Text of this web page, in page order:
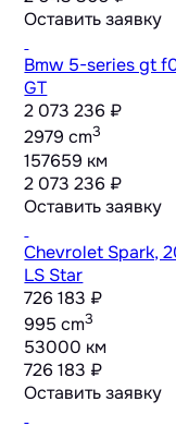
Оставить заявку
Bmw 5-series gt
GT
2 073 236 ₽
2979 cm3
157659 км
2 073 236 ₽
Оставить заявку
Chevrolet Spark,
LS Star
726 183 ₽
995 cm3
53000 км
726 183 ₽
Оставить заявку